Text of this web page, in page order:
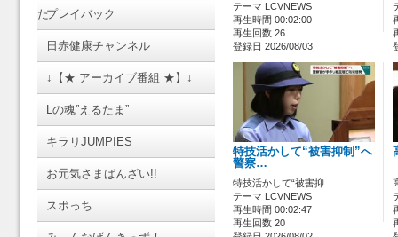
たプレイバック
日赤健康チャンネル
↓【★ アーカイブ番組 ★】↓
Lの魂”えるたま”
キラリJUMPIES
お元気さまばんざい!!
スポっち
テーマ LCVNEWS
再生時間 00:02:00
再生回数 26
登録日 2026/08/03
特技活かして“被害抑制”へ
警察…
特技活かして“被害抑…
テーマ LCVNEWS
再生時間 00:02:47
再生回数 20